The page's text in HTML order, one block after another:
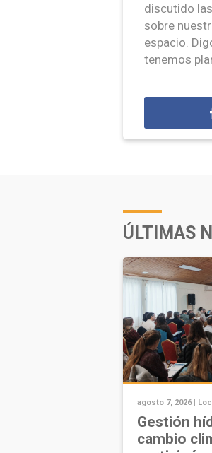
discutido
sobre
espacio.
tenemos
ÚLTIMAS
agosto 7, 2026 |
Gestión
cambio